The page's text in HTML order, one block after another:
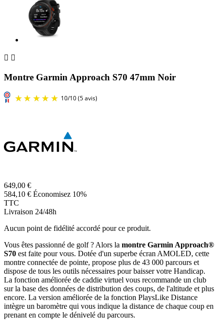
 
Montre Garmin Approach S70 47mm Noir
649,00 €
584,10 € Économisez 10%
TTC
Livraison 24/48h
Aucun point de fidélité accordé pour ce produit.
Vous êtes passionné de golf ? Alors la montre Garmin Approach®
S70 est faite pour vous. Dotée d'un superbe écran AMOLED, cette
montre connectée de pointe, propose plus de 43 000 parcours et
dispose de tous les outils nécessaires pour baisser votre Handicap.
La fonction améliorée de caddie virtuel vous recommande un club
sur la base des données de distribution des coups, de l'altitude et plus
encore. La version améliorée de la fonction PlaysLike Distance
intègre un baromètre qui vous indique la distance de chaque coup en
prenant en compte le dénivelé du parcours.